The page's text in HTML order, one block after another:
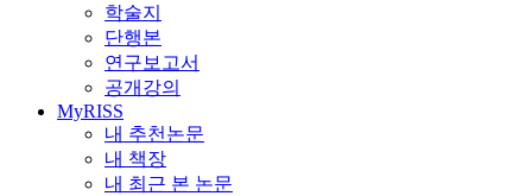
학술지
단행본
연구보고서
공개강의
MyRISS
내 추천논문
내 책장
내 최근 본 논문